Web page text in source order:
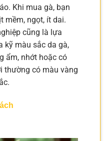
Khi mua gà, bạn
mềm, ngọt, ít dai.
cũng là lựa
kỹ màu sắc da gà,
ẩm, nhớt hoặc có
thường có màu vàng